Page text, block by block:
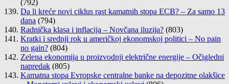
(792)
Da li kreće novi ciklus rast kamatnih stopa ECB? – Za samo 13
dana (794)
Radnička klasa i inflacija – Novčana iluzija? (803)
Kratki i srednji rok u američkoj ekonomskoj politici – No pain
no gain? (804)
Zelena ekonomija u proizvodnji električne energije – Očigledni
napredak (805)
Kamatna stopa Evropske centralne banke na depozitne olakšice